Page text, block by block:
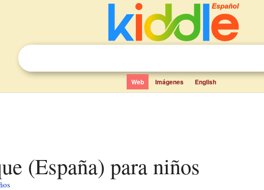
Web Imágenes English
(España) para niños